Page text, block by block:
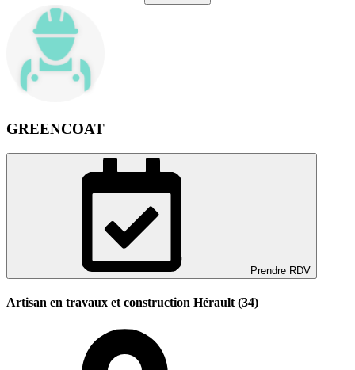
GREENCOAT
Prendre RDV
Artisan en travaux et construction Hérault (34)